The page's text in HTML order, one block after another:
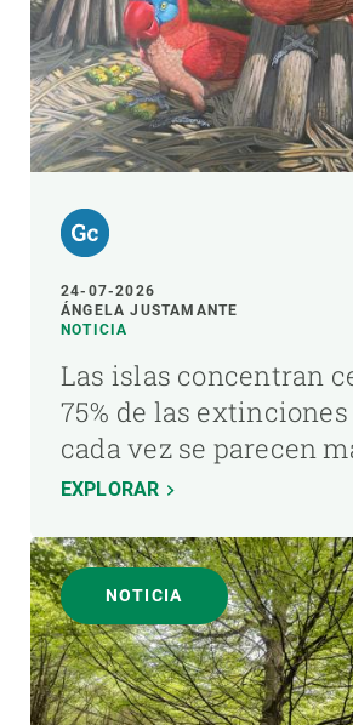
24-07-2026
ÁNGELA JUSTAMANTE
NOTICIA
Las islas concentran
75% de las
cada vez se parecen
EXPLORAR
NOTICIA